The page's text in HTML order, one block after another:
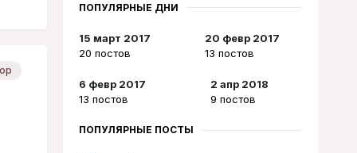
ПОПУЛЯРНЫЕ ДНИ
15 март 2017
20 постов
20 февр 2017
13 постов
6 февр 2017
13 постов
2 апр 2018
9 постов
ПОПУЛЯРНЫЕ ПОСТЫ